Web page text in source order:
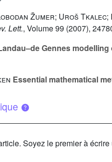
Žumer; Uroš
Lett., Volume 99 (2007),
Gennes
Essential mathematical
Soyez le premier à